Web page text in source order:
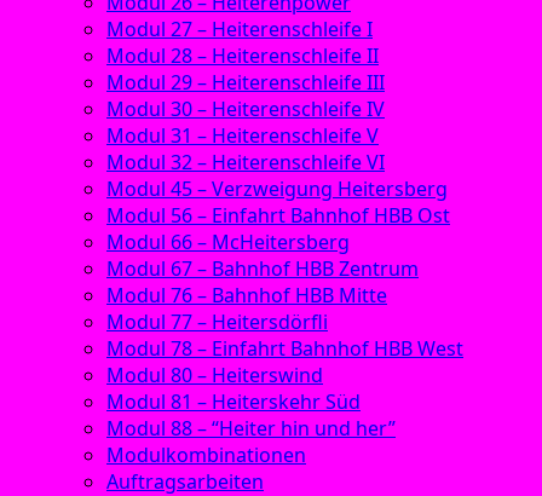
Modul 27 – Heiterenschleife I
Modul 28 – Heiterenschleife II
Modul 29 – Heiterenschleife III
Modul 30 – Heiterenschleife IV
Modul 31 – Heiterenschleife V
Modul 32 – Heiterenschleife VI
Modul 45 – Verzweigung Heitersberg
Modul 56 – Einfahrt Bahnhof HBB Ost
Modul 66 – McHeitersberg
Modul 67 – Bahnhof HBB Zentrum
Modul 76 – Bahnhof HBB Mitte
Modul 77 – Heitersdörfli
Modul 78 – Einfahrt Bahnhof HBB West
Modul 80 – Heiterswind
Modul 81 – Heiterskehr Süd
Modul 88 – “Heiter hin und her”
Modulkombinationen
Auftragsarbeiten